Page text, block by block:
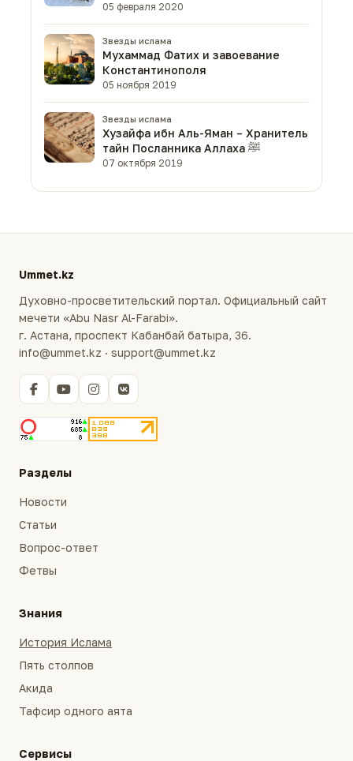
05 февраля 2020
Звезды ислама
Мухаммад Фатих и завоевание
Константинополя
05 ноября 2019
Звезды ислама
Хузайфа ибн Аль-Яман – Хранитель
тайн Посланника Аллаха ﷺ
07 октября 2019
Ummet.kz
Духовно-просветительский портал. Официальный сайт
мечети «Abu Nasr Al-Farabi».
г. Астана, проспект Кабанбай батыра, 36.
info@ummet.kz · support@ummet.kz
Разделы
Новости
Статьи
Вопрос-ответ
Фетвы
Знания
История Ислама
Пять столпов
Акида
Тафсир одного аята
Сервисы